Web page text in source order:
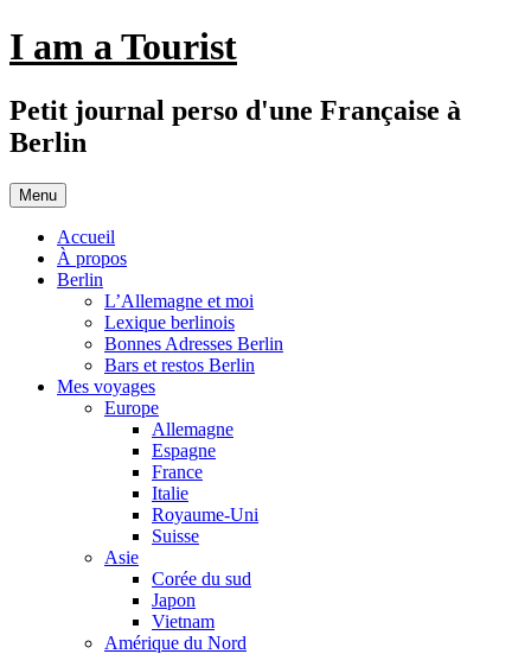
Aller
au
I am a Tourist
Petit journal perso d'une Française à
Berlin
Menu
Accueil
À propos
Berlin
L’Allemagne et moi
Lexique berlinois
Bonnes Adresses Berlin
Bars et restos Berlin
Mes voyages
Europe
Allemagne
Espagne
France
Italie
Royaume-Uni
Suisse
Asie
Corée du sud
Japon
Vietnam
Amérique du Nord